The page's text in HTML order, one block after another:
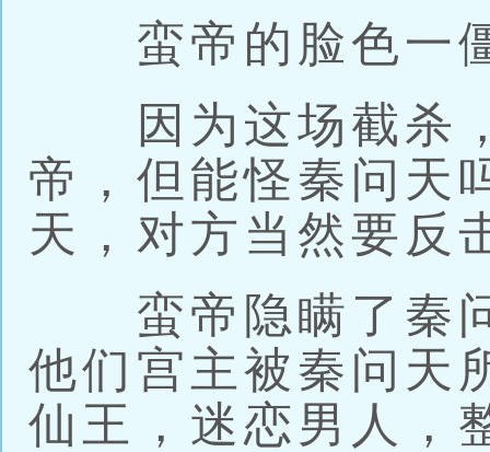
蛮帝的脸色一
因为这场截杀，
帝，但能怪秦问天
天，对方当然要反
蛮帝隐瞒了秦问
他们宫主被秦问天
仙王，迷恋男人，